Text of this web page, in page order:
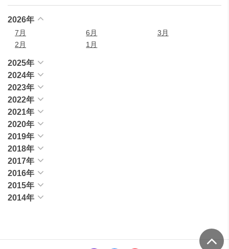
2026年
7月 6月
3月
2月
1月
2025年
2024年
2023年
2022年
2021年
2020年
2019年
2018年
2017年
2016年
2015年
2014年